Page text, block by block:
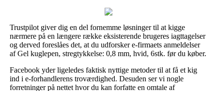
Trustpilot giver dig en del fornemme løsninger til at kigge
nærmere på en længere række eksisterende brugeres iagttagelser
og derved foreslåes det, at du udforsker e-firmaets anmeldelser
af Gel kuglepen, stregtykkelse: 0,8 mm, hvid, 6stk. før du køber.
Facebook yder ligeledes faktisk nyttige metoder til at få et kig
ind i e-forhandlerens troværdighed. Desuden ser vi nogle
forretninger på nettet hvor du kan forfatte en omtale af